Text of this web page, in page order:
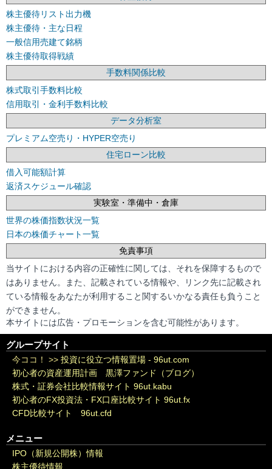
株主優待リスト出力機
株主優待・主な日程
一般信用売建て銘柄
株主優待取得戦績
手数料関係比較
株式取引手数料比較
信用取引・金利手数料比較
データ分析室
プレミアム空売り・HYPER空売り
住宅ローン比較
借入可能額計算
返済スケジュール確認
実験室・準備中・倉庫
世界の株価指数状況一覧
日本の株価チャート一覧
免責事項
当サイトにおける内容の正確性に関しては、それを保障するもので
はありません。また、記載されている情報や、リンク先に記載され
ている情報をあなたが利用すること関するいかなる責任も負うこと
ができません。
本サイトには広告・プロモーションを含む可能性があります。
グループサイト
今ココ！ >> 投資に役立つ情報置場 - 96ut.com
初心者の資産運用計画 黒澤ファンド（ブログ）
株式・証券会社比較情報サイト 96ut.kabu
初心者のFX投資法・FX口座比較サイト 96ut.fx
CFD比較サイト 96ut.cfd
メニュー
IPO（新規公開株）情報
株主優待情報